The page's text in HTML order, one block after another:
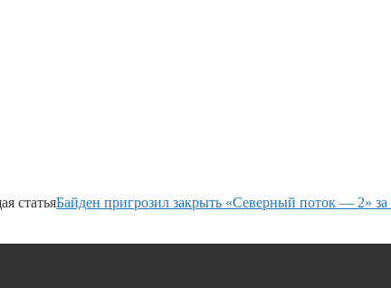
статьяБайден пригрозил закрыть «Северный поток — 2»